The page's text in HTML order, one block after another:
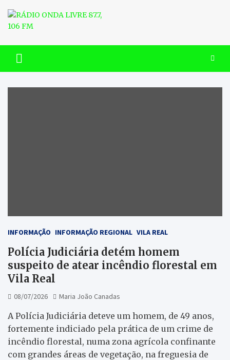
content
RÁDIO ONDA LIVRE 87.7, 106
FM
INFORMAÇÃO INFORMAÇÃO REGIONAL VILA REAL
Polícia Judiciária detém homem
suspeito de atear incêndio florestal em
Vila Real
08/07/2026 Maria João Canadas
A Polícia Judiciária deteve um homem, de 49 anos,
fortemente indiciado pela prática de um crime de
incêndio florestal, numa zona agrícola confinante
com grandes áreas de vegetação, na freguesia de